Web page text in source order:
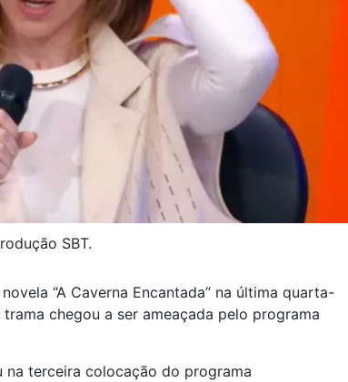
SBT.
“A Caverna Encantada” na última quarta-
chegou a ser ameaçada pelo programa
na terceira colocação do programa